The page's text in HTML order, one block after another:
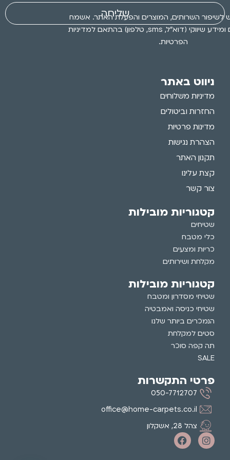
לשיפור השרותים, המוצרים והפעלת האתר. אשמח
לקבלת עדכונים ומידע שיווקי (דוא״ל, sms, טלפון) בהתאם למדיניות
הפרטיות.
שליחה
ניווט באתר
מדיניות משלוחים
החזרות וביטולים
מדינות פרטיות
הצהרת נגישות
תקנון האתר
קצת עלינו
צור קשר
קטגוריות מובילות
שטיחים
כלי מטבח
כריות ומצעים
מקלחת ושירותים
קטגוריות מובילות
שטיחי מסדרון ומטבח
שטיחי כניסה ואמבטיה
הנמכרים ביותר שלנו
סטים למקלחת
תה קפה סוכר
SALE
פרטי התקשרות
050-7712707
office@home-carpets.co.il
צהל 28, אשקלון